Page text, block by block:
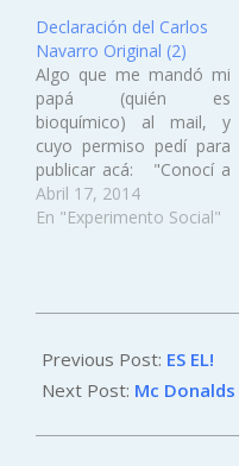
Declaración del Carlos
Navarro Original (2)
Algo que me mandó mi
papá (quién es
bioquímico) al mail, y
cuyo permiso pedí para
publicar acá: "Conocí a
Cecilia Sepúlveda
Carvajal en el año 1988
Molecular de la Facultad
Farmacéuticas de esta
Universidad, pues…
Abril 17, 2014
En "Experimento Social"
10-
29
Previous Post: ES EL!
Next Post: Mc Donalds